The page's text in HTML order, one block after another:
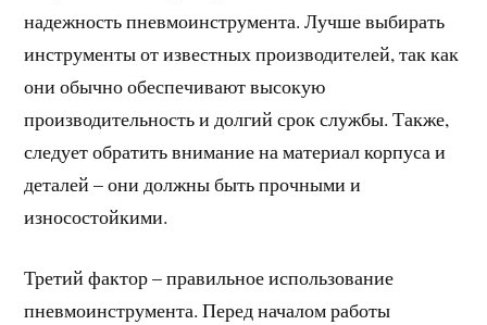
надежность пневмоинструмента. Лучше выбирать
инструменты от известных производителей, так как
они обычно обеспечивают высокую
производительность и долгий срок службы. Также,
следует обратить внимание на материал корпуса и
деталей – они должны быть прочными и
износостойкими.
Третий фактор – правильное использование
пневмоинструмента. Перед началом работы